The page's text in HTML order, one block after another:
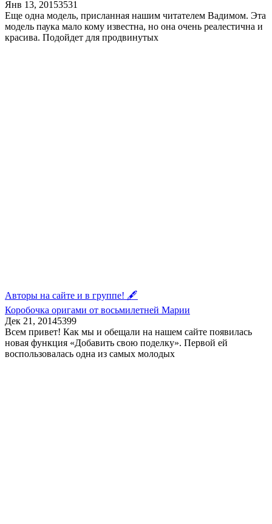
Янв 13, 20153531
Еще одна модель, присланная нашим читателем Вадимом. Эта
модель паука мало кому известна, но она очень реалестична и
красива. Подойдет для продвинутых
Авторы на сайте и в группе! 🖋
Коробочка оригами от восьмилетней Марии
Дек 21, 20145399
Всем привет! Как мы и обещали на нашем сайте появилась
новая функция «Добавить свою поделку». Первой ей
воспользовалась одна из самых молодых